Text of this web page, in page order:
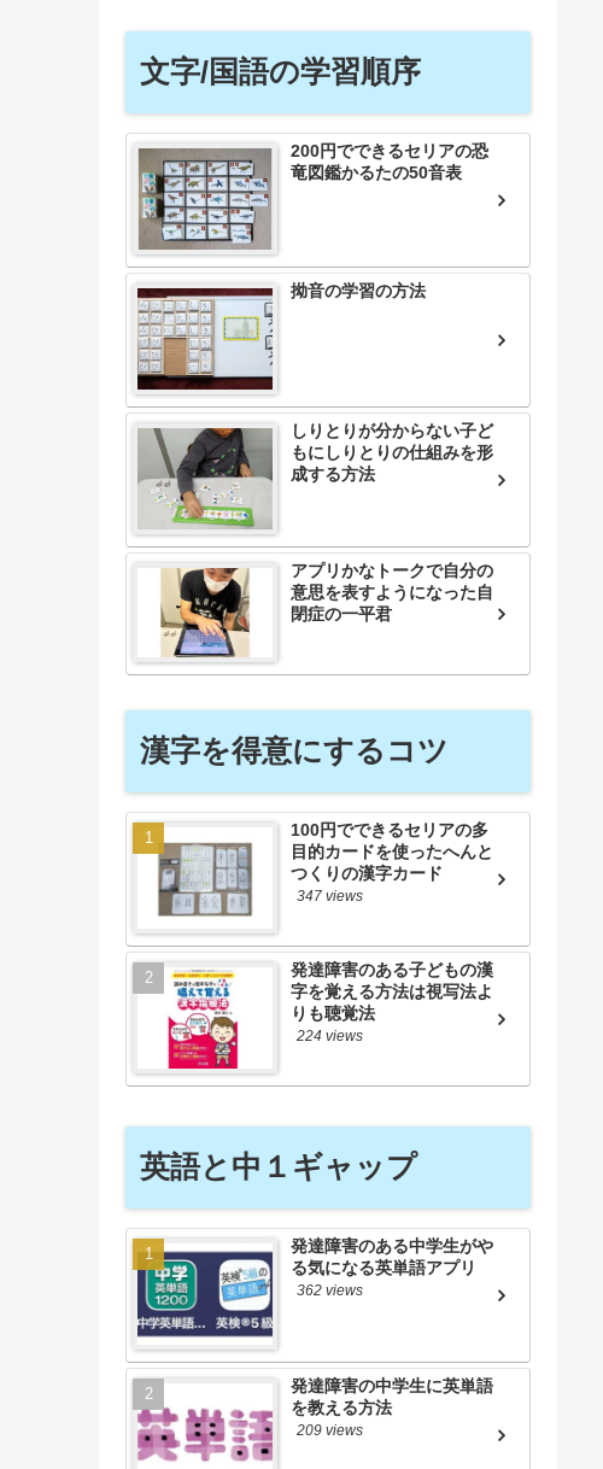
文字/国語の学習順序
200円でできるセリアの恐
竜図鑑かるたの50音表
拗音の学習の方法
しりとりが分からない子ど
もにしりとりの仕組みを形
成する方法
アプリかなトークで自分の
意思を表すようになった自
閉症の一平君
漢字を得意にするコツ
100円でできるセリアの多
目的カードを使ったへんと
つくりの漢字カード
347 views
発達障害のある子どもの漢
字を覚える方法は視写法よ
りも聴覚法
224 views
英語と中１ギャップ
発達障害のある中学生がや
る気になる英単語アプリ
362 views
発達障害の中学生に英単語
を教える方法
209 views